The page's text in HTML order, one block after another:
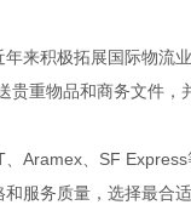
来积极拓展国际物流
贵重物品和商务文件
Aramex、SF
服务质量，选择最合